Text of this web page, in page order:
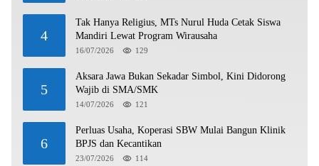
4
Tak Hanya Religius, MTs Nurul Huda Cetak Siswa
Mandiri Lewat Program Wirausaha
16/07/2026 129
5
Aksara Jawa Bukan Sekadar Simbol, Kini Didorong
Wajib di SMA/SMK
14/07/2026 121
6
Perluas Usaha, Koperasi SBW Mulai Bangun Klinik
BPJS dan Kecantikan
23/07/2026 114